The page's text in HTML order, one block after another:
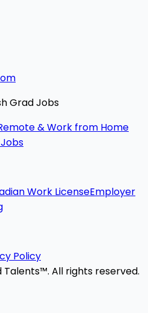
Grad Jobs
& Work from Home
Work LicenseEmployer
Policy
All rights reserved.